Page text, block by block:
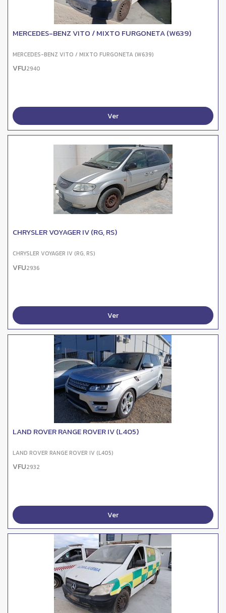
MERCEDES-BENZ VITO / MIXTO FURGONETA (W639)
MERCEDES-BENZ VITO / MIXTO FURGONETA (W639)
VFU2940
Ver
CHRYSLER VOYAGER IV (RG, RS)
CHRYSLER VOYAGER IV (RG, RS)
VFU2936
Ver
LAND ROVER RANGE ROVER IV (L405)
LAND ROVER RANGE ROVER IV (L405)
VFU2932
Ver